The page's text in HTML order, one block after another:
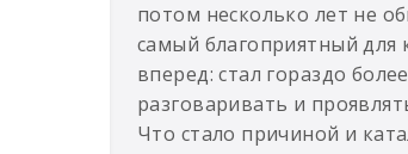
потом несколько лет не
самый благоприятный для
вперед: стал гораздо
разговаривать и
Что стало причиной и